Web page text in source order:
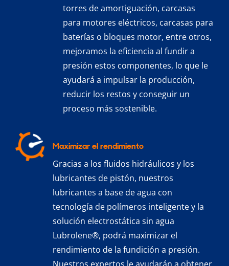
torres de amortiguación, carcasas
para motores eléctricos, carcasas para
baterías o bloques motor, entre otros,
mejoramos la eficiencia al fundir a
presión estos componentes, lo que le
ayudará a impulsar la producción,
reducir los restos y conseguir un
proceso más sostenible.
Maximizar el rendimiento
Gracias a los fluidos hidráulicos y los
lubricantes de pistón, nuestros
lubricantes a base de agua con
tecnología de polímeros inteligente y la
solución electrostática sin agua
Lubrolene®, podrá maximizar el
rendimiento de la fundición a presión.